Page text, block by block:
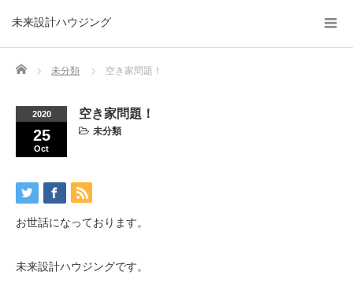
未来設計ハウジング
Home 未分類 空き家問題！
2020
25
Oct
空き家問題！
未分類
お世話になっております。
未来設計ハウジングです。